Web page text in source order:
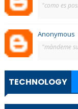
"como es
Anonymous
"màndeme
TECHNOLOGY